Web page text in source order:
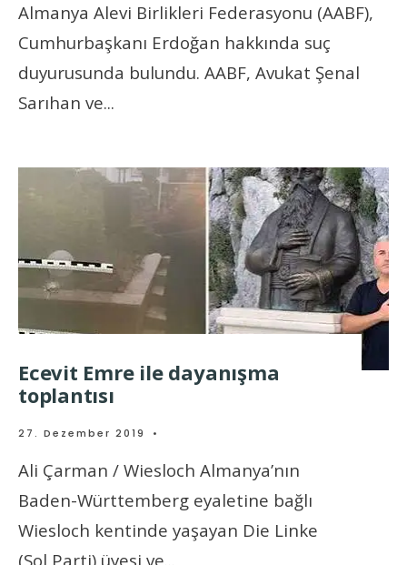
Almanya Alevi Birlikleri Federasyonu (AABF),
Cumhurbaşkanı Erdoğan hakkında suç
duyurusunda bulundu. AABF, Avukat Şenal
Sarıhan ve...
Ecevit Emre ile dayanışma
toplantısı
27. Dezember 2019 •
Ali Çarman / Wiesloch Almanya’nın
Baden-Württemberg eyaletine bağlı
Wiesloch kentinde yaşayan Die Linke
(Sol Parti) üyesi ve